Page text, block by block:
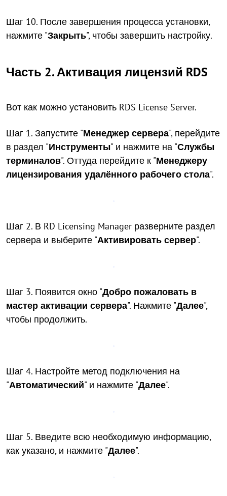
Шаг 10. После завершения процесса установки,
нажмите "Закрыть", чтобы завершить настройку.
Часть 2. Активация лицензий RDS
Вот как можно установить RDS License Server.
Шаг 1. Запустите "Менеджер сервера", перейдите
в раздел "Инструменты" и нажмите на "Службы
терминалов". Оттуда перейдите к "Менеджеру
лицензирования удалённого рабочего стола".
Шаг 2. В RD Licensing Manager разверните раздел
сервера и выберите "Активировать сервер".
Шаг 3. Появится окно "Добро пожаловать в
мастер активации сервера". Нажмите "Далее",
чтобы продолжить.
Шаг 4. Настройте метод подключения на
"Автоматический" и нажмите "Далее".
Шаг 5. Введите всю необходимую информацию,
как указано, и нажмите "Далее".